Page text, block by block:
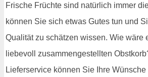
Frische Früchte sind natürlich immer
können Sie sich etwas Gutes tun und
Qualität zu schätzen wissen. Wie wäre
liebevoll zusammengestellten
Lieferservice können Sie Ihre